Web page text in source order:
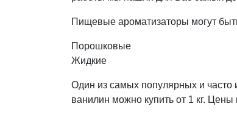
Пищевые ароматизаторы могут
Порошковые
Жидкие
Один из самых популярных и часто
ванилин можно купить от 1 кг. Цены